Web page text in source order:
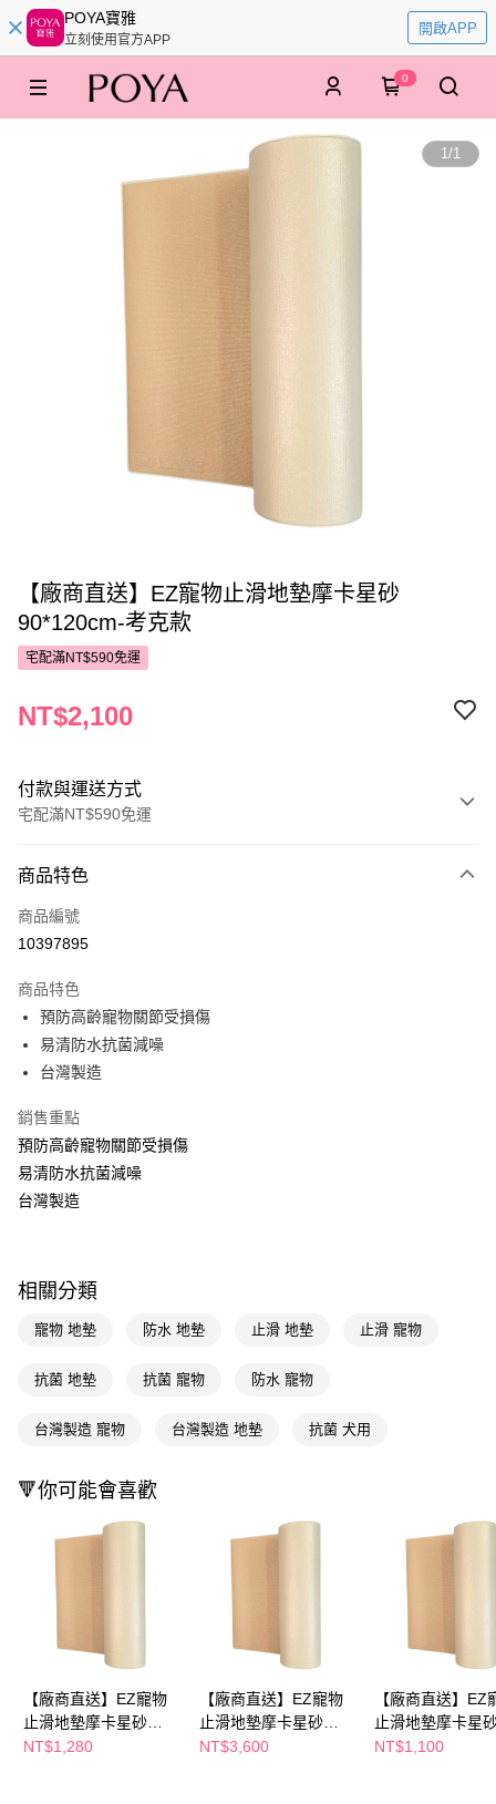
POYA寶雅
立刻使用官方APP
開啟APP
0
1/1
【廠商直送】EZ寵物止滑地墊摩卡星砂
90*120cm-考克款
宅配滿NT$590免運
NT$2,100
付款與運送方式
宅配滿NT$590免運
POYA支付
信用卡一次付款
Apple Pay
街口支付
Google Pay
AFTEE先享後付
相關說明
１．簡單：不需註冊會員、不需綁卡、不需儲值。
３．安心：先確認商品／服務後，再付款。
１．於結帳方式選擇「AFTEE先享後付」後，將跳轉至「AFTEE先享後付」
２．訂單成立數日內，您將收到繳費通知簡訊。
※ 請注意：結帳手續完成當下不需立刻繳費，但若您需要取消訂單，請聯絡
後付繳納相關費用。
※ 交易是否成功請以「AFTEE先享後付 」之結帳頁面顯示為準，若有關於
客戶支援中心」
https://netprotections.freshdesk.com/support/home
１．透過由恩沛科技股份有限公司提供之「AFTEE先享後付」服務完成之交
易，需依本服務之必要範圍內提供個人資料，並將交易相關給付款項請求債
２．關於個人資料處理事宜，請瀏覽以下網址：
https://aftee.tw/terms/#terms3
３．未成年的使用者請事先徵得法定代理人或監護人之同意方可使用
宅配(廠商直送🚚)
每筆NT$100，滿NT$590(含以上)免運費
商品特色
商品編號
10397895
商品特色
預防高齡寵物關節受損傷
易清防水抗菌減噪
台灣製造
銷售重點
預防高齡寵物關節受損傷
易清防水抗菌減噪
台灣製造
相關分類
寵物 地墊 防水 地墊 止滑 地墊 止滑 寵物
抗菌 地墊 抗菌 寵物 防水 寵物
台灣製造 寵物 台灣製造 地墊 抗菌 犬用
🔻你可能會喜歡
【廠商直送】EZ寵物
止滑地墊摩卡星砂
45*120cm-考克款
NT$1,280
【廠商直送】EZ寵物
止滑地墊摩卡星砂
180*120cm-可切款
NT$3,600
【廠商直送】EZ
止滑地墊摩卡星
80*50cm-攜帶款
NT$1,100